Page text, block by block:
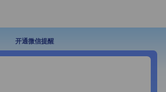
开通微信提醒